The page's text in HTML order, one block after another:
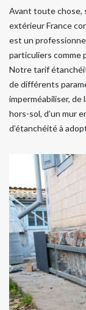
Avant toute chose,
extérieur France
est un
particuliers comme
Notre tarif
de différents
imperméabiliser, de
hors-sol, d’un mur
d’étanchéité à